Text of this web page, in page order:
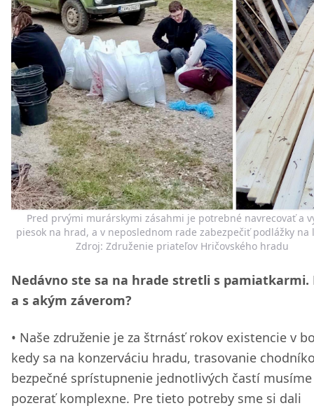
Pred prvými murárskymi zásahmi je potrebné navrecovať a
piesok na hrad, a v neposlednom rade zabezpečiť podlážky na
Zdroj: Združenie priateľov Hričovského hradu
Nedávno ste sa na hrade stretli s pamiatkarmi.
a s akým záverom?
Naše združenie je za štrnásť rokov existencie v
kedy sa na konzerváciu hradu, trasovanie
bezpečné sprístupnenie jednotlivých častí musíme
pozerať komplexne. Pre tieto potreby sme si dali